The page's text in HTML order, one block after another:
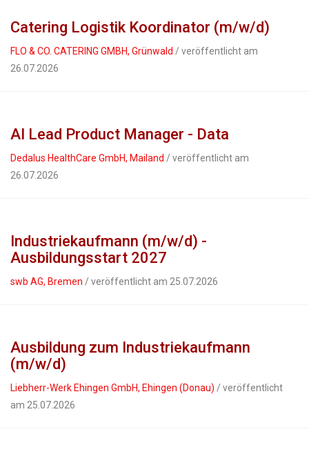
Catering Logistik Koordinator (m/w/d)
FLO & CO. CATERING GMBH, Grünwald / veröffentlicht am
26.07.2026
AI Lead Product Manager - Data
Dedalus HealthCare GmbH, Mailand / veröffentlicht am
26.07.2026
Industriekaufmann (m/w/d) -
Ausbildungsstart 2027
swb AG, Bremen / veröffentlicht am 25.07.2026
Ausbildung zum Industriekaufmann
(m/w/d)
Liebherr-Werk Ehingen GmbH, Ehingen (Donau) / veröffentlicht
am 25.07.2026